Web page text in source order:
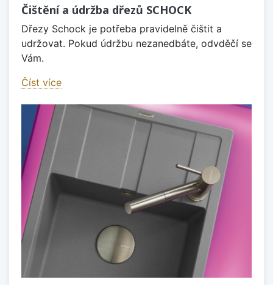
Čištění a údržba dřezů SCHOCK
Dřezy Schock je potřeba pravidelně čištit a
udržovat. Pokud údržbu nezanedbáte, odvděčí se
Vám.
Číst více